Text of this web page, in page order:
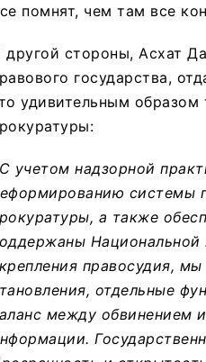
помнят, чем там все
другой стороны, Асхат
государства,
удивительным образом
учетом надзорной
системы
а также
Национальной
правосудия,
отдельные
между обвинением